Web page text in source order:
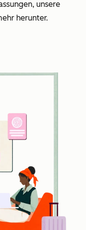
unsere
herunter.